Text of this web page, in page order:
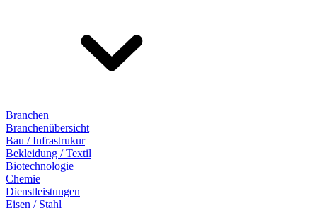
Branchen
Branchenübersicht
Bau / Infrastrukur
Bekleidung / Textil
Biotechnologie
Chemie
Dienstleistungen
Eisen / Stahl